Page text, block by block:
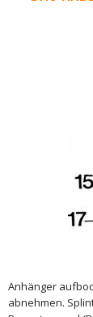
Anhänger
abnehmen.